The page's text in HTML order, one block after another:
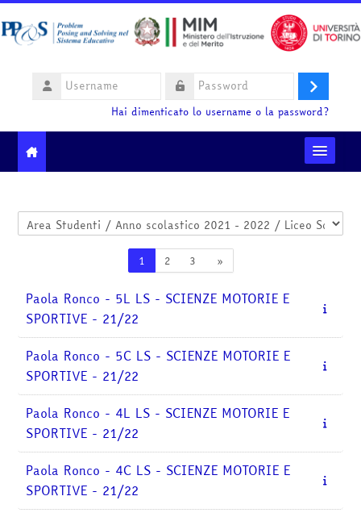
Username
Login
Hai dimenticato lo username o la password?
Ministero dell'Istruzione e del Merito
Italiano ‎(it)‎
Cerca
corsi
Invia
Categorie di corso
1Pagina 1
2Pagina 2
3Pagina 3
»Pagina successiva
Paola Ronco - 5L LS - SCIENZE MOTORIE E
SPORTIVE - 21/22
Paola Ronco - 5C LS - SCIENZE MOTORIE E
SPORTIVE - 21/22
Paola Ronco - 4L LS - SCIENZE MOTORIE E
SPORTIVE - 21/22
Paola Ronco - 4C LS - SCIENZE MOTORIE E
SPORTIVE - 21/22